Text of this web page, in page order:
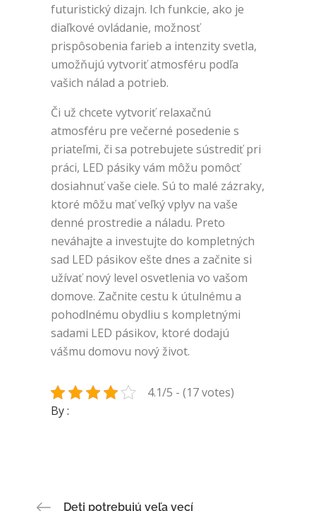
futuristický dizajn. Ich funkcie, ako je
diaľkové ovládanie, možnosť
prispôsobenia farieb a intenzity svetla,
umožňujú vytvoriť atmosféru podľa
vašich nálad a potrieb.
Či už chcete vytvoriť relaxačnú
atmosféru pre večerné posedenie s
priateľmi, či sa potrebujete sústrediť pri
práci, LED pásiky vám môžu pomôcť
dosiahnuť vaše ciele. Sú to malé zázraky,
ktoré môžu mať veľký vplyv na vaše
denné prostredie a náladu. Preto
neváhajte a investujte do kompletných
sad LED pásikov ešte dnes a začnite si
užívať nový level osvetlenia vo vašom
domove. Začnite cestu k útulnému a
pohodlnému obydliu s kompletnými
sadami LED pásikov, ktoré dodajú
vášmu domovu nový život.
4.1/5 - (17 votes)
By :
Deti potrebujú veľa vecí